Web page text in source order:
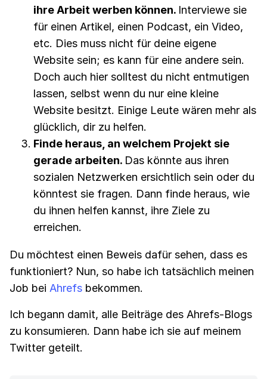
ihre Arbeit werben können. Interviewe sie
für einen Artikel, einen Podcast, ein Video,
etc. Dies muss nicht für deine eigene
Website sein; es kann für eine andere sein.
Doch auch hier solltest du nicht entmutigen
lassen, selbst wenn du nur eine kleine
Website besitzt. Einige Leute wären mehr als
glücklich, dir zu helfen.
Finde heraus, an welchem Projekt sie
gerade arbeiten. Das könnte aus ihren
sozialen Netzwerken ersichtlich sein oder du
könntest sie fragen. Dann finde heraus, wie
du ihnen helfen kannst, ihre Ziele zu
erreichen.
Du möchtest einen Beweis dafür sehen, dass es
funktioniert? Nun, so habe ich tatsächlich meinen
Job bei Ahrefs bekommen.
Ich begann damit, alle Beiträge des Ahrefs-Blogs
zu konsumieren. Dann habe ich sie auf meinem
Twitter geteilt.